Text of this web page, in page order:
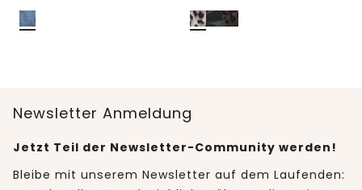
Newsletter Anmeldung
Jetzt Teil der Newsletter-Community werden!
Bleibe mit unserem Newsletter auf dem Laufenden: